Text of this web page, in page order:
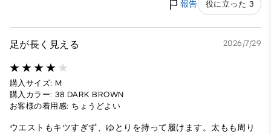
報告 役に立った 3
足が長く見える 2026/7/29
購入サイズ: M
購入カラー: 38 DARK BROWN
お客様の着用感: ちょうどよい
ウエストもキツすぎず、ゆとりを持って履けます。太もも周り